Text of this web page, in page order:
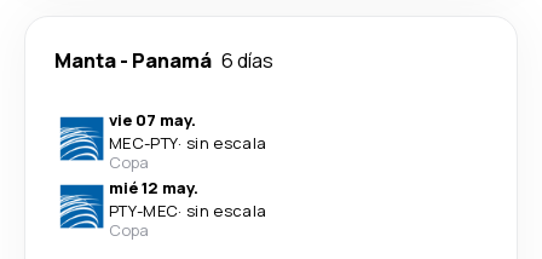
Manta- Panamá 6 días
vie 07 may.
MEC-PTY· sin escala
Copa
mié 12 may.
PTY-MEC· sin escala
Copa